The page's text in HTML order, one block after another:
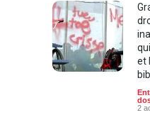
et
2